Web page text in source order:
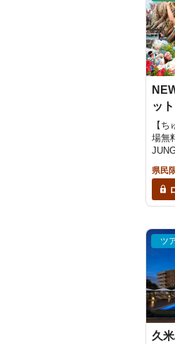
ッ
【
場無
ン＜
ジ
県民
ツ
久